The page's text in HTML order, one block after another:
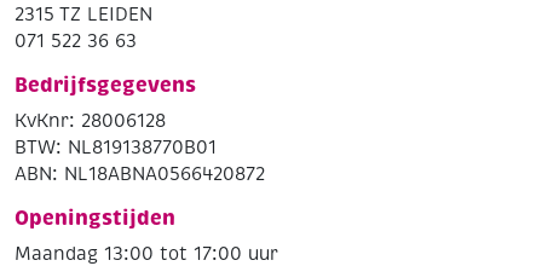
2315 TZ LEIDEN
071 522 36 63
Bedrijfsgegevens
KvKnr: 28006128
BTW: NL819138770B01
ABN: NL18ABNA0566420872
Openingstijden
Maandag 13:00 tot 17:00 uur